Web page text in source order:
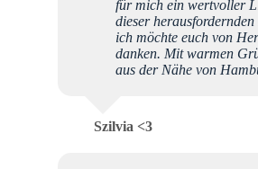
für mich ein wertvoller
dieser
ich möchte euch von
danken. Mit warmen
aus der Nähe von
Szilvia <3